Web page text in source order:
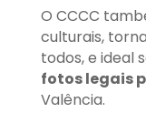
O CCCC
culturais,
todos, e ideal
fotos legais
Valência.